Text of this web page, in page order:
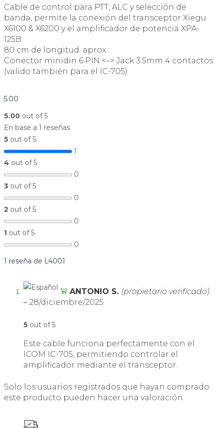
Cable de control para PTT, ALC y selección de
banda, permite la conexión del transceptor Xiegu
X6100 & X6200 y el amplificador de potencia XPA-
125B.
80 cm de longitud. aprox
Conector minidin 6 PIN <–> Jack 3.5mm 4 contactos
(valido también para el IC-705)
5.00
5.00 out of 5
En base a 1 reseñas
5 out of 5
1
4 out of 5
0
3 out of 5
0
2 out of 5
0
1 out of 5
0
1 reseña de L4001
ANTONIO S. (propietario verificado)
– 28/diciembre/2025
5 out of 5
Este cable funciona perfectamente con el
ICOM IC-705, permitiendo controlar el
amplificador mediante el transceptor.
Solo los usuarios registrados que hayan comprado
este producto pueden hacer una valoración.